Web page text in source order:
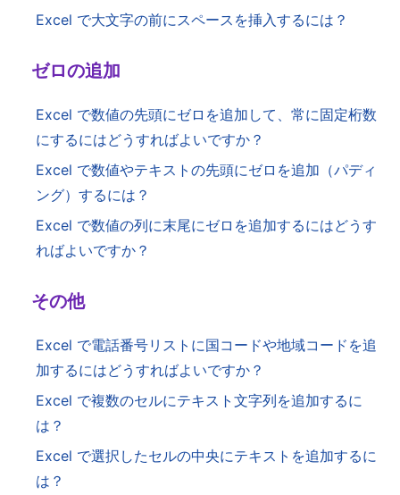
Excel で大文字の前にスペースを挿入するには？
ゼロの追加
Excel で数値の先頭にゼロを追加して、常に固定桁数
にするにはどうすればよいですか？
Excel で数値やテキストの先頭にゼロを追加（パディ
ング）するには？
Excel で数値の列に末尾にゼロを追加するにはどうす
ればよいですか？
その他
Excel で電話番号リストに国コードや地域コードを追
加するにはどうすればよいですか？
Excel で複数のセルにテキスト文字列を追加するに
は？
Excel で選択したセルの中央にテキストを追加するに
は？